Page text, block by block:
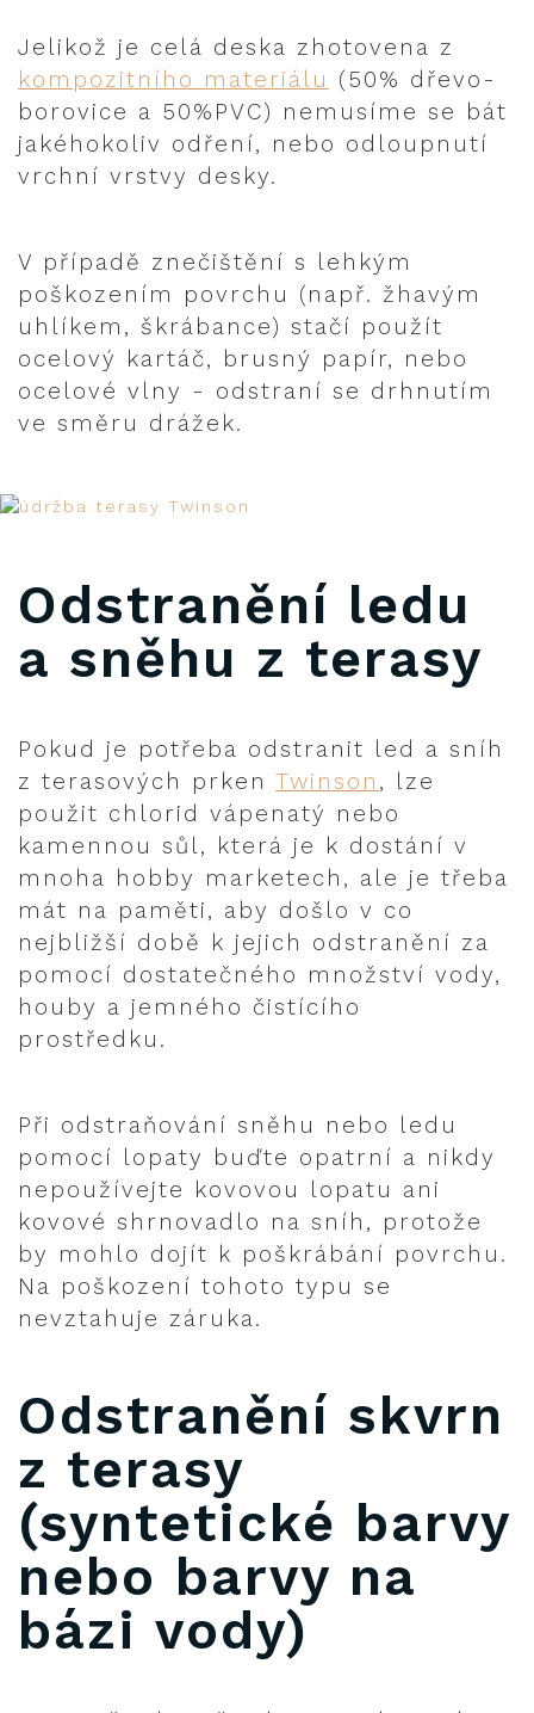
Jelikož je celá deska zhotovena z
kompozitního materiálu (50% dřevo-
borovice a 50%PVC) nemusíme se bát
jakéhokoliv odření, nebo odloupnutí
vrchní vrstvy desky.
V případě znečištění s lehkým
poškozením povrchu (např. žhavým
uhlíkem, škrábance) stačí použít
ocelový kartáč, brusný papír, nebo
ocelové vlny - odstraní se drhnutím
ve směru drážek.
Odstranění ledu
a sněhu z terasy
Pokud je potřeba odstranit led a sníh
z terasových prken Twinson , lze
použit chlorid vápenatý nebo
kamennou sůl, která je k dostání v
mnoha hobby marketech, ale je třeba
mát na paměti, aby došlo v co
nejbližší době k jejich odstranění za
pomocí dostatečného množství vody,
houby a jemného čistícího
prostředku.
Při odstraňování sněhu nebo ledu
pomocí lopaty buďte opatrní a nikdy
nepoužívejte kovovou lopatu ani
kovové shrnovadlo na sníh, protože
by mohlo dojít k poškrábání povrchu.
Na poškození tohoto typu se
nevztahuje záruka.
Odstranění skvrn
z terasy
(syntetické barvy
nebo barvy na
bázi vody)